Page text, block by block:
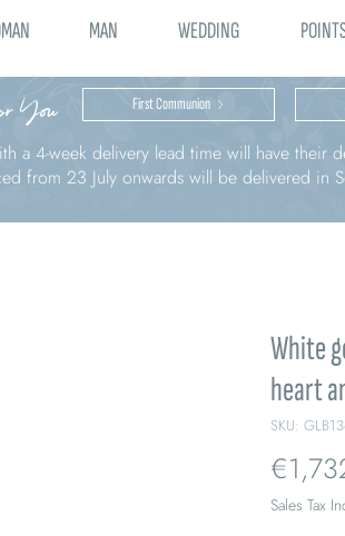
MAN WEDDING
You First Communion
a 4-week delivery lead time will have their
from 23 July onwards will be delivered in
White
heart
SKU:
Sales Tax